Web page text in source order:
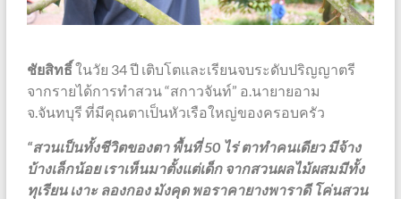
ชัยสิทธิ์ในวัย 34 ปี เติบโตและเรียนจบระดับปริญญาตรี
จากรายได้การทำสวน “สกาวจันท์” อ.นายายอาม
จ.จันทบุรี ที่มีคุณตาเป็นหัวเรือใหญ่ของครอบครัว
“สวนเป็นทั้งชีวิตของตา พื้นที่ 50 ไร่ ตาทำคนเดียว มีจ้าง
บ้างเล็กน้อย เราเห็นมาตั้งแต่เด็ก จากสวนผลไม้ผสมมีทั้ง
ทุเรียน เงาะ ลองกอง มังคุด พอราคายางพาราดี โค่นสวน